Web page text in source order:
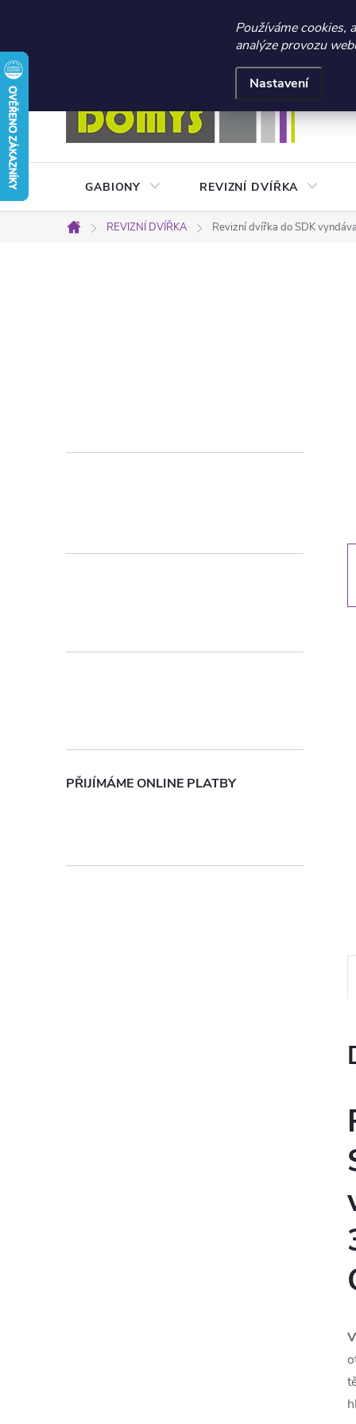
☀️ LETNÍ AKCE
Používáme cookies,
analýze provozu
Nastavení
Přejít
na
obsah
Obchodní podmínky
GABIONY REVIZNÍ DVÍŘKA
Domů
REVIZNÍ DVÍŘKA Revizní dvířka do SDK
r
p
e
PŘIJÍMÁME ONLINE PLATBY